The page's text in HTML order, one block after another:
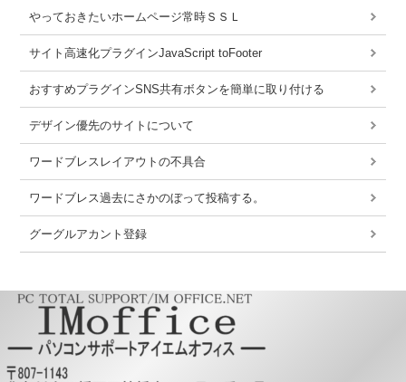
やっておきたいホームページ常時ＳＳＬ
サイト高速化プラグインJavaScript toFooter
おすすめプラグインSNS共有ボタンを簡単に取り付ける
デザイン優先のサイトについて
ワードブレスレイアウトの不具合
ワードブレス過去にさかのぼって投稿する。
グーグルアカント登録